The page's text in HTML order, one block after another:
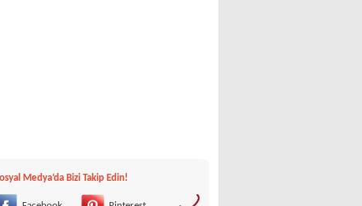
Medya‘da Bizi Takip Edin!